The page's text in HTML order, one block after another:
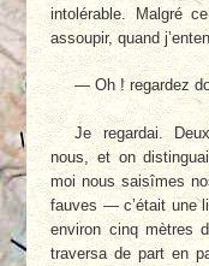
intolérable. Malgré
assoupir, quand
— Oh ! regardez
Je regardai.
nous, et on
moi nous saisîmes
fauves — c’était une
environ cinq mètres
traversa de part en